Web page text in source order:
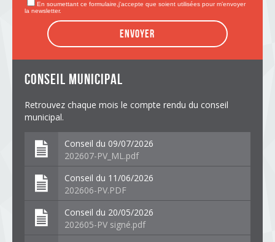
En soumettant ce formulaire,j'accepte que soient utilisées pour m’envoyer
la newsletter.
Envoyer
conseil municipal
Retrouvez chaque mois le compte rendu du conseil
municipal.
Conseil du 09/07/2026
202607-PV_ML.pdf
Conseil du 11/06/2026
202606-PV.PDF
Conseil du 20/05/2026
202605-PV signé.pdf